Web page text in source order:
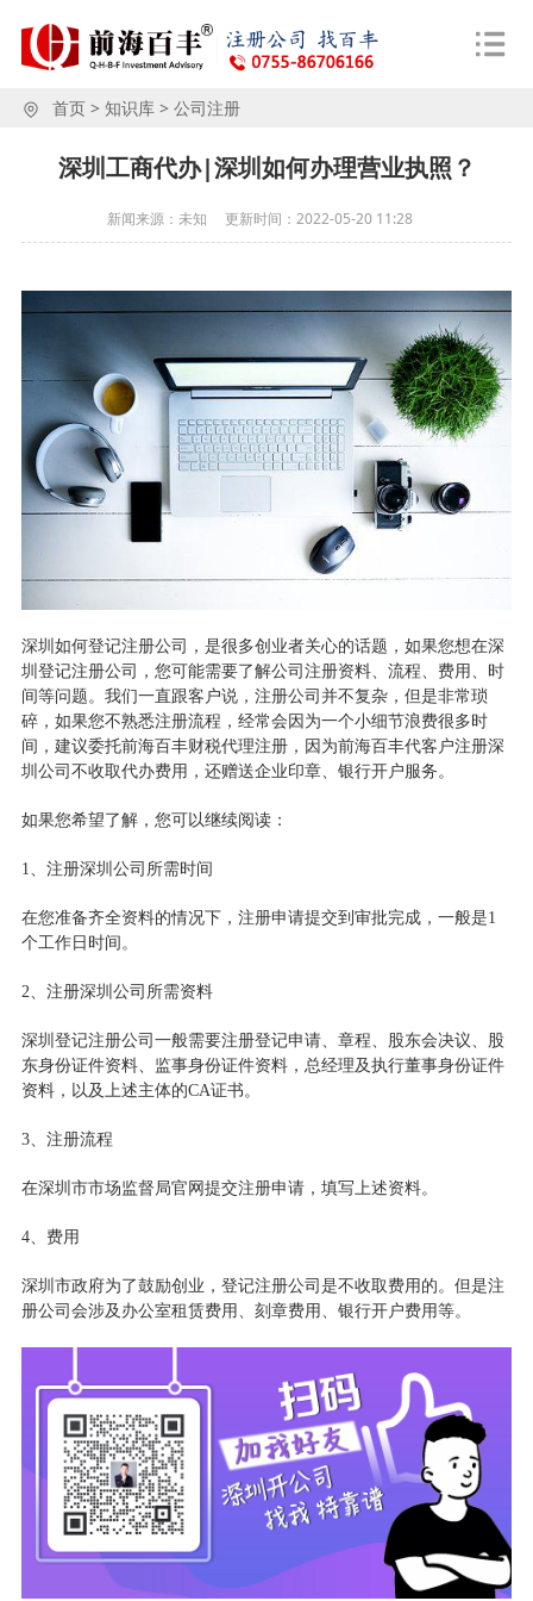
首页> 知识库> 公司注册
深圳工商代办|深圳如何办理营业执照？
新闻来源：未知 更新时间： 2022-05-20 11:28
深圳如何登记注册公司，是很多创业者关心的话题，如果您想在深
圳登记注册公司，您可能需要了解公司注册资料、流程、费用、时
间等问题。我们一直跟客户说，注册公司并不复杂，但是非常琐
碎，如果您不熟悉注册流程，经常会因为一个小细节浪费很多时
间，建议委托前海百丰财税代理注册，因为前海百丰代客户注册深
圳公司不收取代办费用，还赠送企业印章、银行开户服务。
如果您希望了解，您可以继续阅读：
1、注册深圳公司所需时间
在您准备齐全资料的情况下，注册申请提交到审批完成，一般是1
个工作日时间。
2、注册深圳公司所需资料
深圳登记注册公司一般需要注册登记申请、章程、股东会决议、股
东身份证件资料、监事身份证件资料，总经理及执行董事身份证件
资料，以及上述主体的CA证书。
3、注册流程
在深圳市市场监督局官网提交注册申请，填写上述资料。
4、费用
深圳市政府为了鼓励创业，登记注册公司是不收取费用的。但是注
册公司会涉及办公室租赁费用、刻章费用、银行开户费用等。